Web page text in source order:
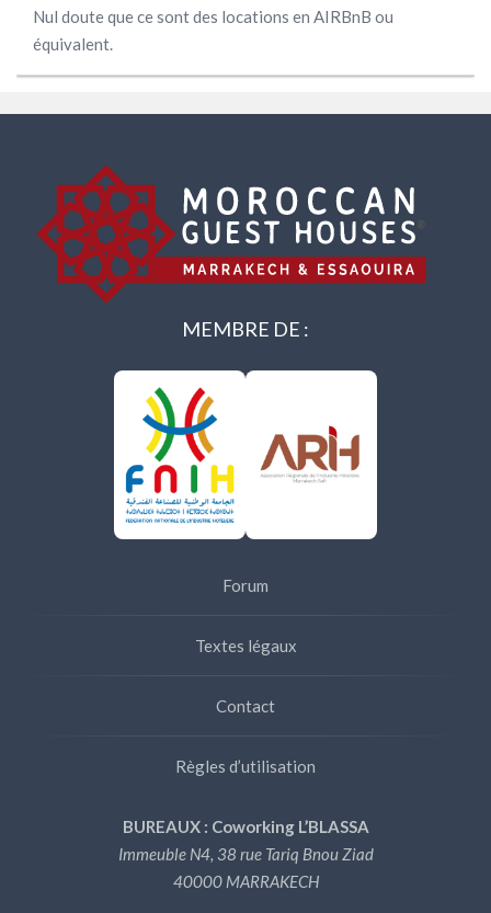
Nul doute que ce sont des locations en AIRBnB ou
équivalent.
MEMBRE DE :
Forum
Textes légaux
Contact
Règles d’utilisation
BUREAUX : Coworking L’BLASSA
Immeuble N4, 38 rue Tariq Bnou Ziad
40000 MARRAKECH